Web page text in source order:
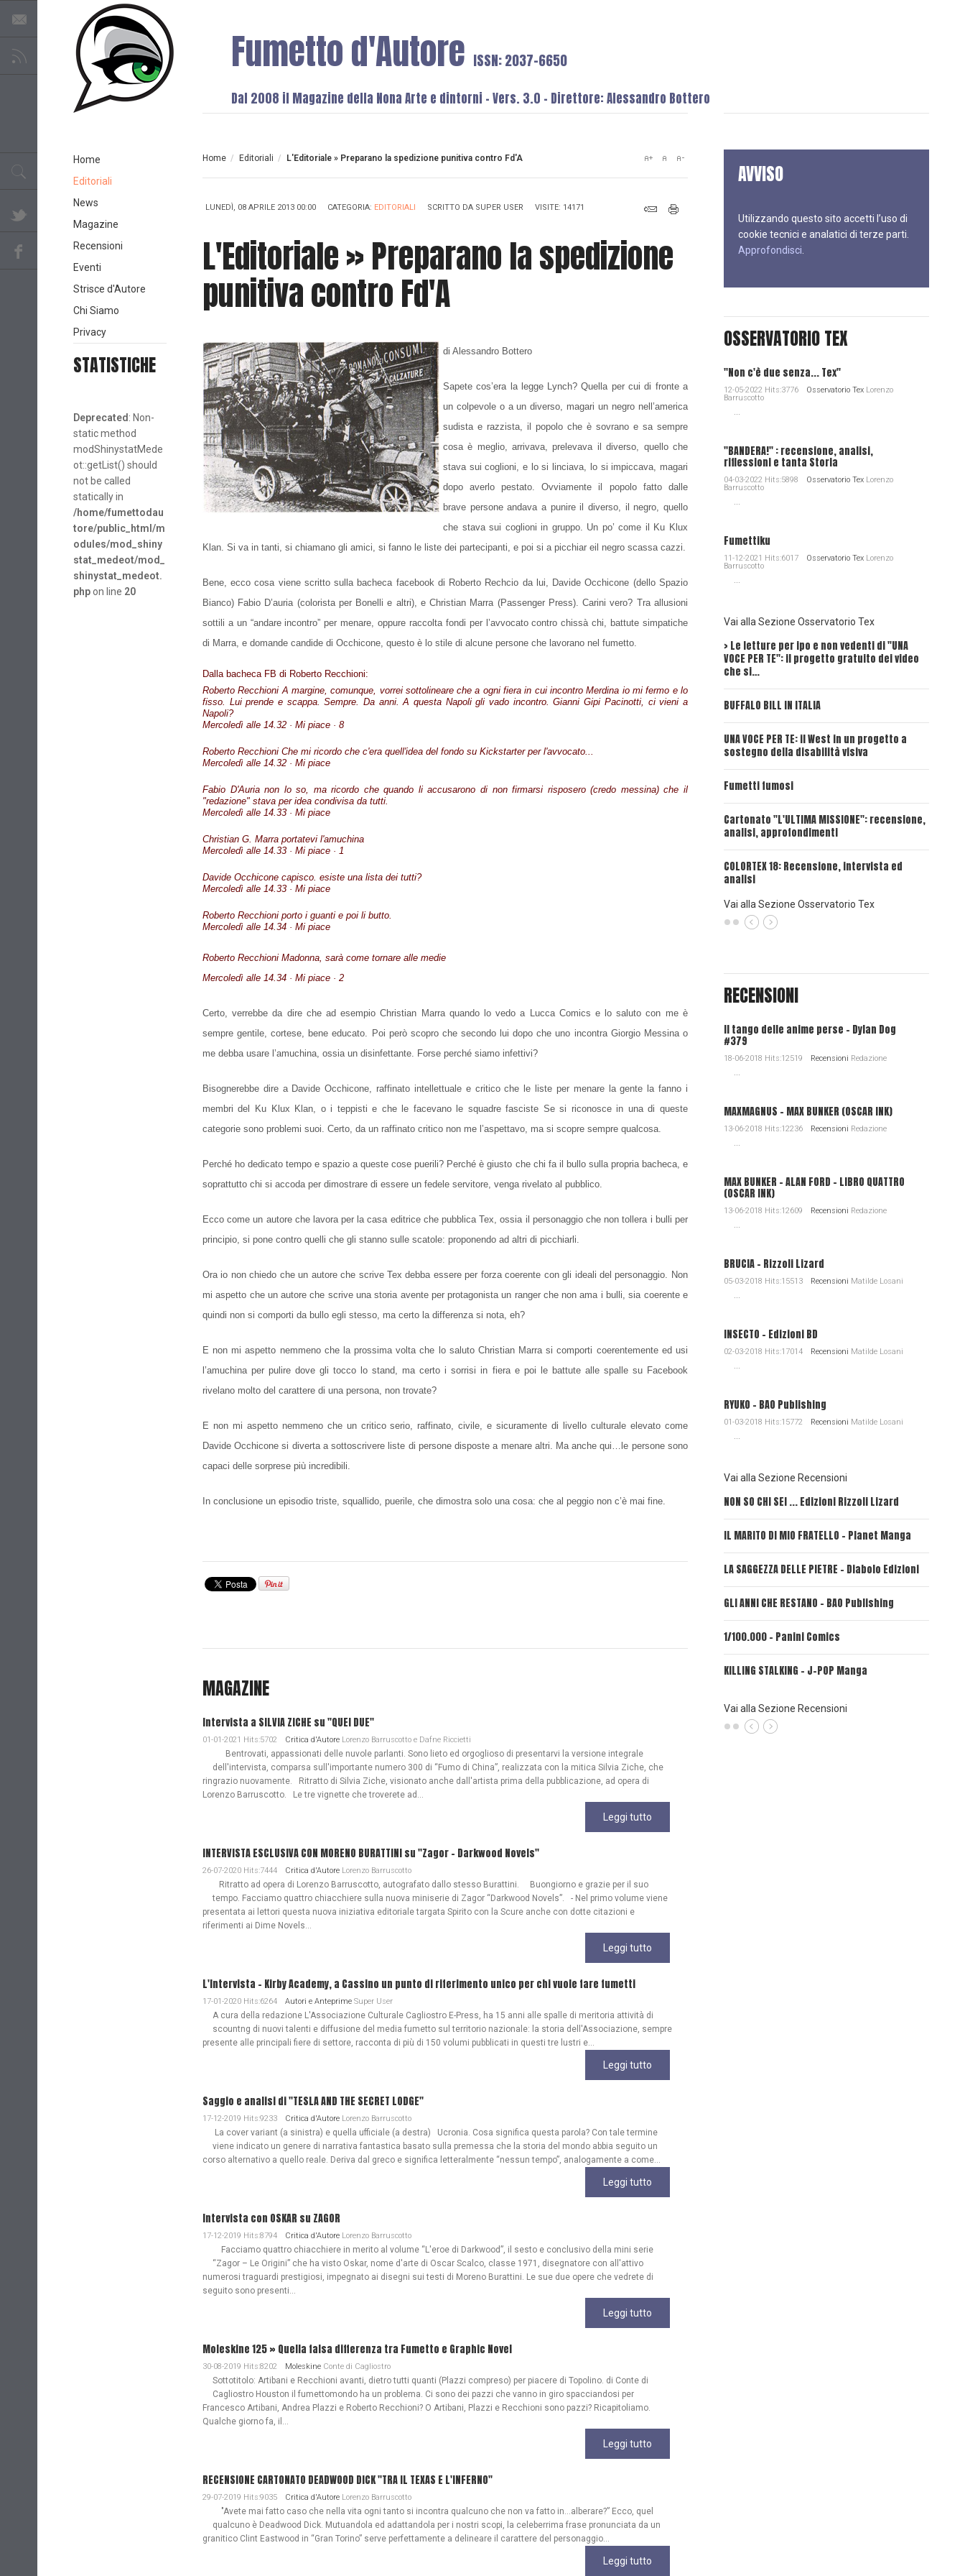
Fumetto d'Autore ISSN: 2037-6650
Dal 2008 il Magazine della Nona Arte e dintorni - Vers. 3.0 - Direttore: Alessandro Bottero
Home / Editoriali / L'Editoriale » Preparano la spedizione punitiva contro Fd'A
LUNEDÌ, 08 APRILE 2013 00:00 CATEGORIA: EDITORIALI SCRITTO DA SUPER USER VISITE: 14171
L'Editoriale » Preparano la spedizione
punitiva contro Fd'A
di Alessandro Bottero
Sapete cos’era la legge Lynch? Quella per cui di fronte a
un colpevole o a un diverso, magari un negro nell’america
sudista e razzista, il popolo che è sovrano e sa sempre
cosa è meglio, arrivava, prelevava il diverso, quello che
stava sui coglioni, e lo si linciava, lo si impiccava, magari
dopo averlo pestato. Ovviamente il popolo fatto dalle
brave persone andava a punire il diverso, il negro, quello
che stava sui coglioni in gruppo. Un po’ come il Ku Klux
Klan. Si va in tanti, si chiamano gli amici, si fanno le liste dei partecipanti, e poi si a picchiar eil negro scassa cazzi.
Bene, ecco cosa viene scritto sulla bacheca facebook di Roberto Rechcio da lui, Davide Occhicone (dello Spazio
Bianco) Fabio D’auria (colorista per Bonelli e altri), e Christian Marra (Passenger Press). Carini vero? Tra allusioni
sottili a un “andare incontro” per menare, oppure raccolta fondi per l’avvocato contro chissà chi, battute simpatiche
di Marra, e domande candide di Occhicone, questo è lo stile di alcune persone che lavorano nel fumetto.
Dalla bacheca FB di Roberto Recchioni:
Roberto Recchioni A margine, comunque, vorrei sottolineare che a ogni fiera in cui incontro Merdina io mi fermo e lo
fisso. Lui prende e scappa. Sempre. Da anni. A questa Napoli gli vado incontro. Gianni Gipi Pacinotti, ci vieni a
Napoli?
Mercoledì alle 14.32 · Mi piace · 8
Roberto Recchioni Che mi ricordo che c'era quell'idea del fondo su Kickstarter per l'avvocato...
Mercoledì alle 14.32 · Mi piace
Fabio D'Auria non lo so, ma ricordo che quando li accusarono di non firmarsi risposero (credo messina) che il
"redazione" stava per idea condivisa da tutti.
Mercoledì alle 14.33 · Mi piace
Christian G. Marra portatevi l'amuchina
Mercoledì alle 14.33 · Mi piace · 1
Davide Occhicone capisco. esiste una lista dei tutti?
Mercoledì alle 14.33 · Mi piace
Roberto Recchioni porto i guanti e poi li butto.
Mercoledì alle 14.34 · Mi piace
Roberto Recchioni Madonna, sarà come tornare alle medie
Mercoledì alle 14.34 · Mi piace · 2
Certo, verrebbe da dire che ad esempio Christian Marra quando lo vedo a Lucca Comics e lo saluto con me è
sempre gentile, cortese, bene educato. Poi però scopro che secondo lui dopo che uno incontra Giorgio Messina o
me debba usare l’amuchina, ossia un disinfettante. Forse perché siamo infettivi?
Bisognerebbe dire a Davide Occhicone, raffinato intellettuale e critico che le liste per menare la gente la fanno i
membri del Ku Klux Klan, o i teppisti e che le facevano le squadre fasciste Se si riconosce in una di queste
categorie sono problemi suoi. Certo, da un raffinato critico non me l’aspettavo, ma si scopre sempre qualcosa.
Perché ho dedicato tempo e spazio a queste cose puerili? Perché è giusto che chi fa il bullo sulla propria bacheca, e
soprattutto chi si accoda per dimostrare di essere un fedele servitore, venga rivelato al pubblico.
Ecco come un autore che lavora per la casa editrice che pubblica Tex, ossia il personaggio che non tollera i bulli per
principio, si pone contro quelli che gli stanno sulle scatole: proponendo ad altri di picchiarli.
Ora io non chiedo che un autore che scrive Tex debba essere per forza coerente con gli ideali del personaggio. Non
mi aspetto che un autore che scrive una storia avente per protagonista un ranger che non ama i bulli, sia coerente e
quindi non si comporti da bullo egli stesso, ma certo la differenza si nota, eh?
E non mi aspetto nemmeno che la prossima volta che lo saluto Christian Marra si comporti coerentemente ed usi
l’amuchina per pulire dove gli tocco lo stand, ma certo i sorrisi in fiera e poi le battute alle spalle su Facebook
rivelano molto del carattere di una persona, non trovate?
E non mi aspetto nemmeno che un critico serio, raffinato, civile, e sicuramente di livello culturale elevato come
Davide Occhicone si diverta a sottoscrivere liste di persone disposte a menare altri. Ma anche qui…le persone sono
capaci delle sorprese più incredibili.
In conclusione un episodio triste, squallido, puerile, che dimostra solo una cosa: che al peggio non c’è mai fine.
MAGAZINE
Intervista a SILVIA ZICHE su "QUEI DUE"
01-01-2021 Hits:5702 Critica d'AutoreLorenzo Barruscotto e Dafne Riccietti
Bentrovati, appassionati delle nuvole parlanti. Sono lieto ed orgoglioso di presentarvi la versione integrale
dell'intervista, comparsa sull'importante numero 300 di “Fumo di China”, realizzata con la mitica Silvia Ziche, che
ringrazio nuovamente. Ritratto di Silvia Ziche, visionato anche dall'artista prima della pubblicazione, ad opera di
Lorenzo Barruscotto. Le tre vignette che troverete ad...
Leggi tutto
INTERVISTA ESCLUSIVA CON MORENO BURATTINI su "Zagor - Darkwood Novels"
26-07-2020 Hits:7444 Critica d'AutoreLorenzo Barruscotto
Ritratto ad opera di Lorenzo Barruscotto, autografato dallo stesso Burattini. Buongiorno e grazie per il suo
tempo. Facciamo quattro chiacchiere sulla nuova miniserie di Zagor “Darkwood Novels”. - Nel primo volume viene
presentata ai lettori questa nuova iniziativa editoriale targata Spirito con la Scure anche con dotte citazioni e
riferimenti ai Dime Novels...
Leggi tutto
L'Intervista - Kirby Academy, a Cassino un punto di riferimento unico per chi vuole fare fumetti
17-01-2020 Hits:6264 Autori e AnteprimeSuper User
A cura della redazione L'Associazione Culturale Cagliostro E-Press, ha 15 anni alle spalle di meritoria attività di
scountng di nuovi talenti e diffusione del media fumetto sul territorio nazionale: la storia dell'Associazione, sempre
presente alle principali fiere di settore, racconta di più di 150 volumi pubblicati in questi tre lustri e...
Leggi tutto
Saggio e analisi di "TESLA AND THE SECRET LODGE"
17-12-2019 Hits:9233 Critica d'AutoreLorenzo Barruscotto
La cover variant (a sinistra) e quella ufficiale (a destra) Ucronia. Cosa significa questa parola? Con tale termine
viene indicato un genere di narrativa fantastica basato sulla premessa che la storia del mondo abbia seguito un
corso alternativo a quello reale. Deriva dal greco e significa letteralmente “nessun tempo”, analogamente a come...
Leggi tutto
Intervista con OSKAR su ZAGOR
17-12-2019 Hits:8794 Critica d'AutoreLorenzo Barruscotto
Facciamo quattro chiacchiere in merito al volume “L'eroe di Darkwood”, il sesto e conclusivo della mini serie
“Zagor – Le Origini” che ha visto Oskar, nome d'arte di Oscar Scalco, classe 1971, disegnatore con all'attivo
numerosi traguardi prestigiosi, impegnato ai disegni sui testi di Moreno Burattini. Le sue due opere che vedrete di
seguito sono presenti...
Leggi tutto
Moleskine 125 » Quella falsa differenza tra Fumetto e Graphic Novel
30-08-2019 Hits:8202 MoleskineConte di Cagliostro
Sottotitolo: Artibani e Recchioni avanti, dietro tutti quanti (Plazzi compreso) per piacere di Topolino. di Conte di
Cagliostro Houston il fumettomondo ha un problema. Ci sono dei pazzi che vanno in giro spacciandosi per
Francesco Artibani, Andrea Plazzi e Roberto Recchioni? O Artibani, Plazzi e Recchioni sono pazzi? Ricapitoliamo.
Qualche giorno fa, il...
Leggi tutto
RECENSIONE CARTONATO DEADWOOD DICK "TRA IL TEXAS E L'INFERNO"
29-07-2019 Hits:9035 Critica d'AutoreLorenzo Barruscotto
"Avete mai fatto caso che nella vita ogni tanto si incontra qualcuno che non va fatto in…alberare?” Ecco, quel
qualcuno è Deadwood Dick. Mutuandola ed adattandola per i nostri scopi, la celeberrima frase pronunciata da un
granitico Clint Eastwood in “Gran Torino” serve perfettamente a delineare il carattere del personaggio...
Leggi tutto
AVVISO
Utilizzando questo sito accetti l’uso di
cookie tecnici e analatici di terze parti.
Approfondisci
OSSERVATORIO TEX
"Non c'è due senza... Tex"
12-05-2022 Hits:3776 Osservatorio TexLorenzo
Barruscotto
...
"BANDERA!" : recensione, analisi,
riflessioni e tanta Storia
04-03-2022 Hits:5898 Osservatorio TexLorenzo
Barruscotto
...
Fumettiku
11-12-2021 Hits:6017 Osservatorio TexLorenzo
Barruscotto
...
Vai alla Sezione Osservatorio Tex
> Le letture per ipo e non vedenti di "UNA
VOCE PER TE": il progetto gratuito dei video
che si…
BUFFALO BILL IN ITALIA
UNA VOCE PER TE: il West in un progetto a
sostegno della disabilità visiva
Fumetti fumosi
Cartonato "L'ULTIMA MISSIONE": recensione,
analisi, approfondimenti
COLORTEX 18: Recensione, intervista ed
analisi
UNA
UNA
UNA
UNA
Vai alla Sezione Osservatorio Tex
RECENSIONI
Il tango delle anime perse - Dylan Dog
#379
18-06-2018 Hits:12519 Recensioni Redazione
...
MAXMAGNUS – MAX BUNKER (OSCAR INK)
13-06-2018 Hits:12236 Recensioni Redazione
...
MAX BUNKER – ALAN FORD – LIBRO QUATTRO
(OSCAR INK)
13-06-2018 Hits:12609 Recensioni Redazione
...
BRUCIA - Rizzoli Lizard
05-03-2018 Hits:15513 Recensioni Matilde Losani
...
INSECTO - Edizioni BD
02-03-2018 Hits:17014 Recensioni Matilde Losani
...
RYUKO - BAO Publishing
01-03-2018 Hits:15772 Recensioni Matilde Losani
...
Vai alla Sezione Recensioni
NON SO CHI SEI ... Edizioni Rizzoli Lizard
IL MARITO DI MIO FRATELLO - Planet Manga
LA SAGGEZZA DELLE PIETRE - Diabolo Edizioni
GLI ANNI CHE RESTANO - BAO Publishing
1/100.000 - Panini Comics
KILLING STALKING - J-POP Manga
Vai alla Sezione Recensioni
Home
Editoriali
News
Magazine
Recensioni
Eventi
Strisce d'Autore
Chi Siamo
Privacy
STATISTICHE
Deprecated : Non-
static method
modShinystatMede
ot::getList() should
not be called
statically in
/home/fumettodau
tore/public_html/m
odules/mod_shiny
stat_medeot/mod_
shinystat_medeot.
phpon line 20